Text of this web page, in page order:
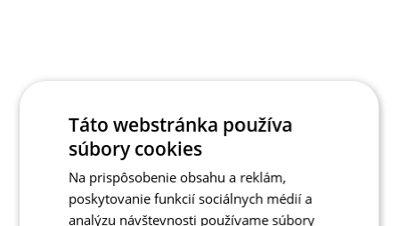
Táto webstránka používa
súbory cookies
Na prispôsobenie obsahu a reklám,
poskytovanie funkcií sociálnych médií a
analýzu návštevnosti používame súbory